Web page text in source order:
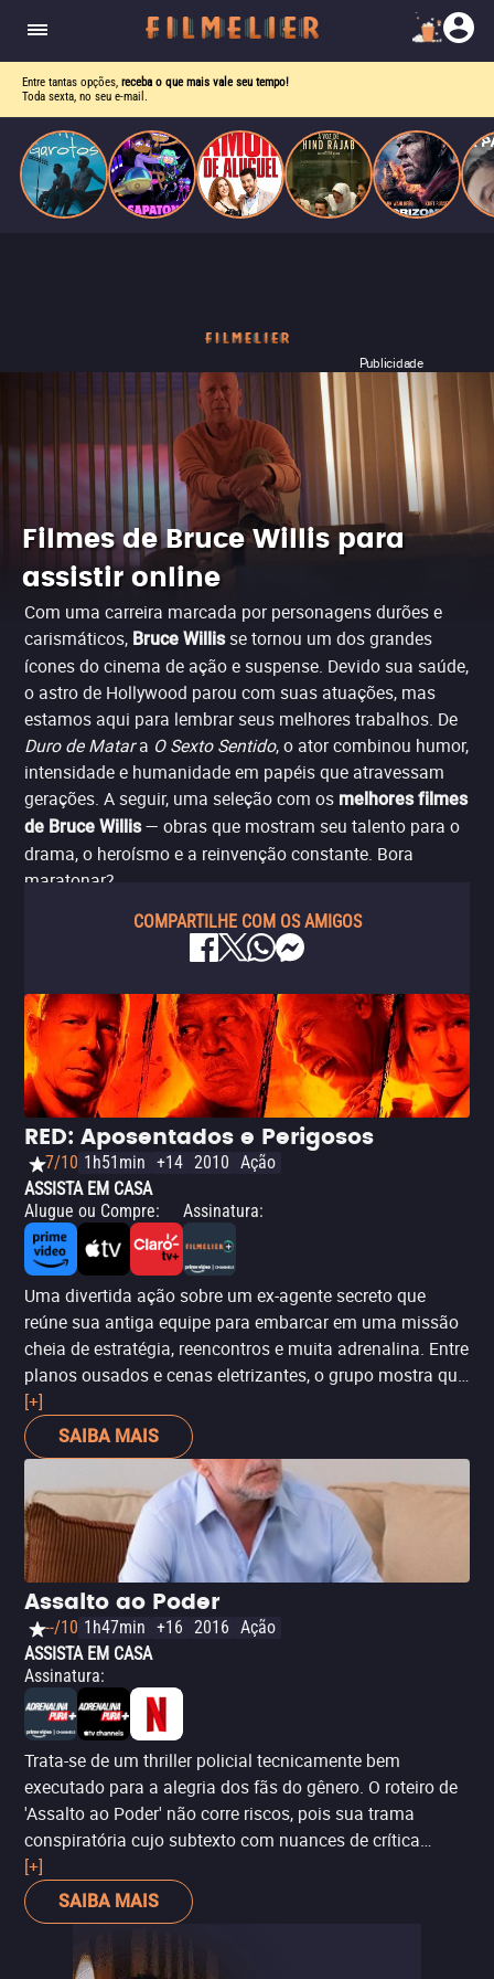
Entre tantas opções, receba o que mais vale seu tempo!
Toda sexta, no seu e-mail.
Publicidade
Filmes de Bruce Willis para
assistir online
Com uma carreira marcada por personagens durões e
carismáticos, Bruce Willisse tornou um dos grandes
ícones do cinema de ação e suspense. Devido sua saúde,
o astro de Hollywood parou com suas atuações, mas
estamos aqui para lembrar seus melhores trabalhos. De
Duro de Matara O Sexto Sentido, o ator combinou humor,
intensidade e humanidade em papéis que atravessam
gerações. A seguir, uma seleção com os melhores filmes
de Bruce Willis— obras que mostram seu talento para o
drama, o heroísmo e a reinvenção constante. Bora
maratonar?
COMPARTILHE COM OS AMIGOS
RED: Aposentados e Perigosos
7/10 1h51min +14 2010 Ação
ASSISTA EM CASA
Alugue ou Compre: Assinatura:
Uma divertida ação sobre um ex-agente secreto que
reúne sua antiga equipe para embarcar em uma missão
cheia de estratégia, reencontros e muita adrenalina. Entre
planos ousados e cenas eletrizantes, o grupo mostra que
experiência e sintonia podem render grandes surpresas.
Com Bruce Willis, Morgan Freeman, Helen Mirren e John
Malkovich.
[+]
SAIBA MAIS
Assalto ao Poder
--/10 1h47min +16 2016 Ação
ASSISTA EM CASA
Assinatura:
Trata-se de um thriller policial tecnicamente bem
executado para a alegria dos fãs do gênero. O roteiro de
'Assalto ao Poder' não corre riscos, pois sua trama
conspiratória cujo subtexto com nuances de crítica
social consegue, ao mesmo tempo, ser tão convencional
quanto desnecessariamente emaranhado, além de
habitado por personagens arquetípicos quase ao ponto
os interpretam, como Christopher Meloni (‘Lei e Ordem:
[+]
SAIBA MAIS
aceitação.